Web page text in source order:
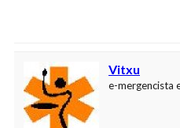
Vitxu
e-mergencista